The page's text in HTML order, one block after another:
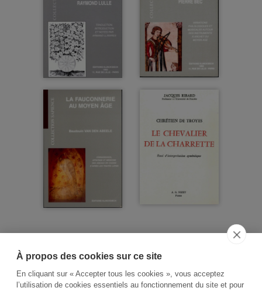
À propos des cookies sur ce site
En cliquant sur « Accepter tous les cookies », vous acceptez
l’utilisation de cookies essentiels au fonctionnement du site et pour
RECHERCHE THÉMATIQUE